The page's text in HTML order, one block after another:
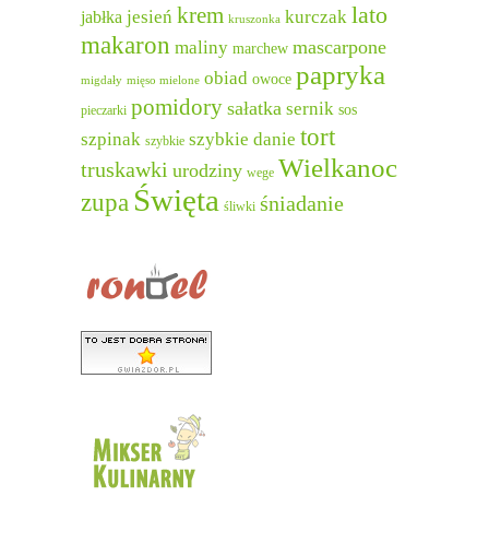
jabłka jesień krem kruszonka kurczak lato
makaron maliny marchew mascarpone
migdały mięso mielone obiad owoce papryka
pieczarki pomidory sałatka sernik sos
szpinak szybkie szybkie danie tort
truskawki urodziny wege Wielkanoc
zupa Święta śliwki śniadanie